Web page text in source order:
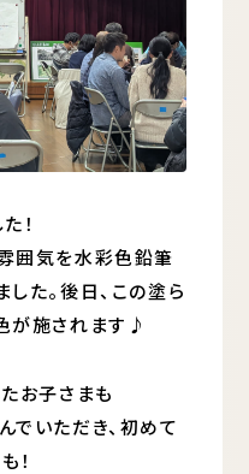
！
囲気を水彩色鉛筆
た。後日、この塗ら
が施されます♪
お子さまも
でいただき、初めて
も！